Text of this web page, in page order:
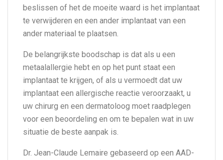
beslissen of het de moeite waard is het implantaat
te verwijderen en een ander implantaat van een
ander materiaal te plaatsen.
De belangrijkste boodschap is dat als u een
metaalallergie hebt en op het punt staat een
implantaat te krijgen, of als u vermoedt dat uw
implantaat een allergische reactie veroorzaakt, u
uw chirurg en een dermatoloog moet raadplegen
voor een beoordeling en om te bepalen wat in uw
situatie de beste aanpak is.
Dr. Jean-Claude Lemaire gebaseerd op een AAD-